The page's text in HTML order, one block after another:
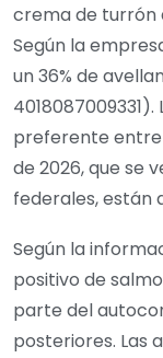
crema de turrón
Según la
un 36% de
preferente entre
de 2026, que se
federales, están
Según la
positivo de
parte del
posteriores. Las